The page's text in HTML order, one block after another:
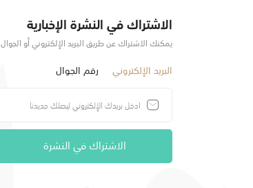
الاشتراك في النشرة الإخبارية
يمكنك الاشتراك عن طريق البريد الإلكتروني أو الجوال
البريد الإلكتروني رقم الجوال
الاشتراك في النشرة